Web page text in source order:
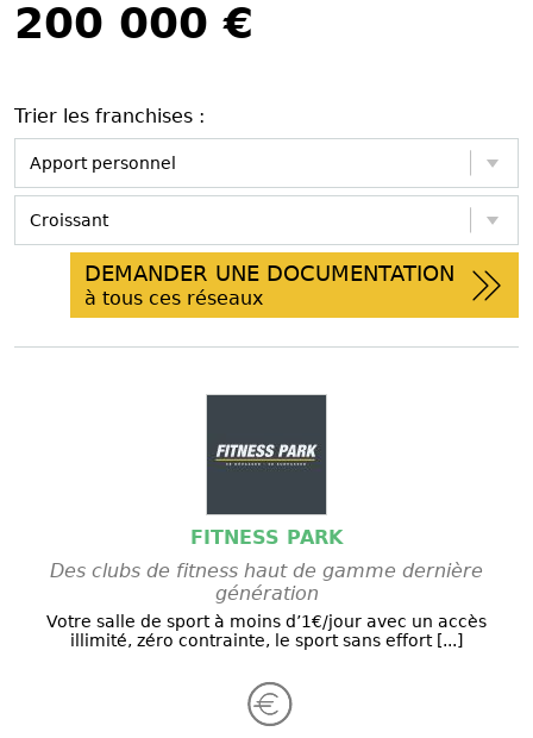
200 000 €
Trier les franchises :
DEMANDER UNE DOCUMENTATION
à tous ces réseaux
FITNESS PARK
Des clubs de fitness haut de gamme dernière
génération
Votre salle de sport à moins d’1€/jour avec un accès
illimité, zéro contrainte, le sport sans effort [...]